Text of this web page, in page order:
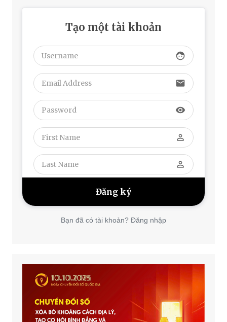
Tạo một tài khoản
face
email
visibility
perm_identity
perm_identity
Bạn đã có tài khoản? Đăng nhập